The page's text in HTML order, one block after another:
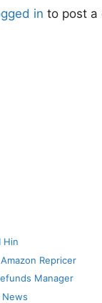
in to post a
Hin
Repricer
Manager
News